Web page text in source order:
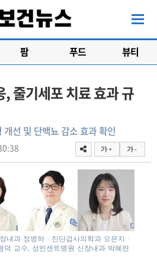
팜 푸드 뷰티
줄기세포 치료 효과 규
선 및 단백뇨 감소 효과 확인
가 + 가 -
내과 정병하 · 진단검사의학과 오은지 ·
덕 교수, 성빈센트병원 신장내과 박혜란